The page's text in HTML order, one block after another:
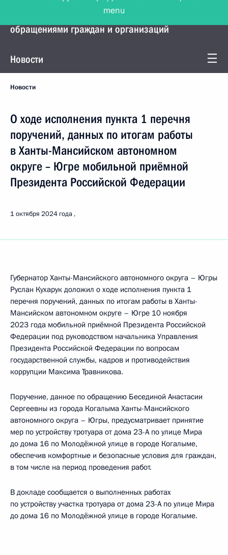
Управление Президента по работе с
обращениями граждан и организаций
Новости
Новости
О ходе исполнения пункта 1 перечня
поручений, данных по итогам работы
в Ханты-Мансийском автономном
округе – Югре мобильной приёмной
Президента Российской Федерации
1 октября 2024 года
Губернатор Ханты-Мансийского автономного округа – Югры
Руслан Кухарук доложил о ходе исполнения пункта 1
перечня поручений, данных по итогам работы в Ханты-
Мансийском автономном округе – Югре 10 ноября
2023 года мобильной приёмной Президента Российской
Федерации под руководством начальника Управления
Президента Российской Федерации по вопросам
государственной службы, кадров и противодействия
коррупции Максима Травникова.
Поручение, данное по обращению Бесединой Анастасии
Сергеевны из города Когалыма Ханты-Мансийского
автономного округа – Югры, предусматривает принятие
мер по устройству тротуара от дома 23-А по улице Мира
до дома 16 по Молодёжной улице в городе Когалыме,
обеспечив комфортные и безопасные условия для граждан,
в том числе на период проведения работ.
В докладе сообщается о выполненных работах
по устройству участка тротуара от дома 23-А по улице Мира
до дома 16 по Молодёжной улице в городе Когалыме.
menu